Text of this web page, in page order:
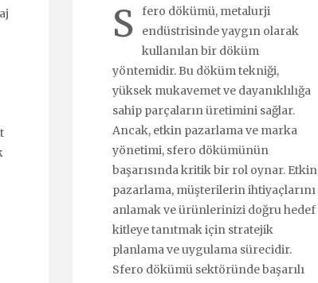
S
fero dökümü, metalurji
endüstrisinde yaygın olarak
kullanılan bir döküm
yöntemidir. Bu döküm tekniği,
yüksek mukavemet ve dayanıklılığa
sahip parçaların üretimini sağlar.
Ancak, etkin pazarlama ve marka
yönetimi, sfero dökümünün
başarısında kritik bir rol oynar. Etkin
pazarlama, müşterilerin ihtiyaçlarını
anlamak ve ürünlerinizi doğru hedef
kitleye tanıtmak için stratejik
planlama ve uygulama sürecidir.
Sfero dökümü sektöründe başarılı